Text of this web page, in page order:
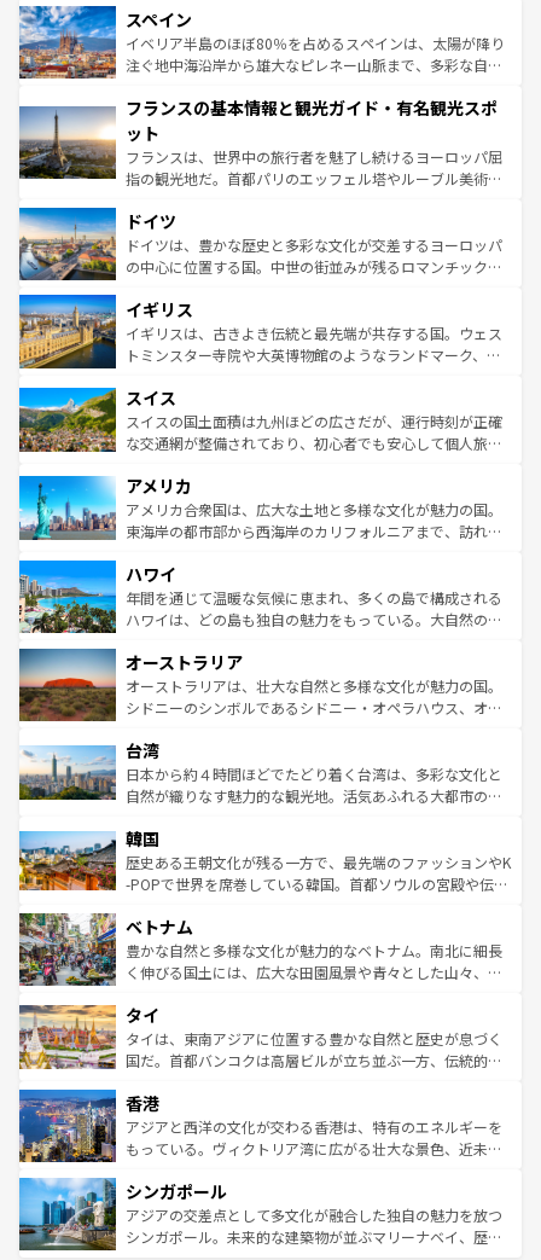
ろん、トスカーナの美しい田園風景やアマルフィ海岸の絶
景など、自然景観も見逃せない。観光の合間には、本場の
ピザやパスタなど、絶品のイタリア料理を堪能することも
ませてくれるイタリアで、忘れられない旅をしてみよう！
なお、新着のイタリア情報は
しい。
スペイン
イベリア半島のほぼ80％を占めるスペインは、太陽が降り
注ぐ地中海沿岸から雄大なピレネー山脈まで、多彩な自然
文化が根付くこの国では、情熱的なフラメンコ、熱気あふ
れる闘牛、そして美味しいタパスが生活の一部となってい
る。首都マドリードの洗練された雰囲気や、バルセロナの
アートに溢れた街角から、地方では古代ローマ遺跡や中世
せる。地方によって風土や気候が異なるスペインはその個
性で訪れる人を魅了する。 なお、新着のスペイン情報は コ
ンテンツ一覧を参照してほしい。
フランスの基本情報と観光ガイド・有名観光スポ
ット
フランスは、世界中の旅行者を魅了し続けるヨーロッパ屈
指の観光地だ。首都パリのエッフェル塔やルーブル美術館
で、幅広い魅力が詰まっている。華麗な宮殿、歴史的な大
聖堂、美しいビーチ、そして豊かな自然が、訪れる者を心
から魅了する。また、フランスは美食の国としても知ら
いる。シャンパンの発祥地であるランス、プロヴァンスの
香り高いラベンダー畑など、多彩な楽しみ方が可能だ。さ
らに、パリ以外の地域にも魅力が溢れており、どの街角に
れる地方に足を運ぶとそれぞれで全く異なる文化を体験で
きるだろう。 なお、新着のフランス情報はコンテンツ一覧
を参照してほしい。
ドイツ
ドイツは、豊かな歴史と多彩な文化が交差するヨーロッパ
の中心に位置する国。中世の街並みが残るロマンチック街
顔を持つこの国は、どこを歩いても飽きることがない。ベ
ルリンの文化的活気、バイエルン州のアルプスの絶景、そ
してライン川沿いのワイン畑といった風景は必見。ビール
は、お酒好きな人にはぜひ体験してほしい。 なお、新着の
ドイツ情報はコンテンツ一覧を参照してほしい。
イギリス
イギリスは、古きよき伝統と最先端が共存する国。ウェス
トミンスター寺院や大英博物館のようなランドマーク、歴
リアごとに異なる魅力がある。また、優雅なアフタヌーン
ティー、ビール好きにはたまらない英国パブ、サッカー観
戦など、本場だからこそできる体験も豊富。イギリスを旅
ンツ一覧を参照してほしい。
スイス
スイスの国土面積は九州ほどの広さだが、運行時刻が正確
な交通網が整備されており、初心者でも安心して個人旅行
の建物がそのまま残る町や、スイスならではのユニークな
博物館もあり、アルプス観光だけでなく町歩きも満喫する
ことができる。国民の所得が高いため物価も高いが、旅行
ば市内交通費無料で観光を楽しむこともできる。 なお、新
着のスイス情報はコンテンツ一覧 を参照してほしい。
アメリカ
アメリカ合衆国は、広大な土地と多様な文化が魅力の国。
東海岸の都市部から西海岸のカリフォルニアまで、訪れる
のような巨大都市は、観光、ショッピング、エンターテイ
ンメントが詰まった刺激的なスポットだ。一方、アメリカ
西部には大自然が広がり、グランドキャニオンやイエロー
部のニューオーリンズでは、音楽と美食が融合した独特の
文化が魅力。旅行者はアメリカの各地域で異なる魅力を楽
しみながら、その多様性と豊かな歴史を感じることができ
ならではの贅沢な旅のスタイルだ。 なお、新着のアメリカ
情報はコンテンツ一覧を参照してほしい。
ハワイ
年間を通じて温暖な気候に恵まれ、多くの島で構成される
ハワイは、どの島も独自の魅力をもっている。大自然の神
ワイ島は見逃せない。また、定番の観光地といえばオアフ
島だが、静かな自然を求めるならマウイ島やカウアイ島が
おすすめ。エメラルドグリーンに輝く海をはじめ、豊かな
れるおもてなしの心で訪れる人々を迎えてくれるハワイの
人々、おいしいローカルフードやハワイアンミュージッ
ク、伝統的なフラダンスなど、すべてがハワイの魅力を彩
ワイを、存分に味わってほしい。 なお、新着のハワイ情報
はコンテンツ一覧を参照してほしい。
オーストラリア
オーストラリアは、壮大な自然と多様な文化が魅力の国。
シドニーのシンボルであるシドニー・オペラハウス、オー
リアリーフや大陸中央部にそびえるウルル（エアーズロッ
ク）、タスマニアの美しい原生林やケアンズの熱帯雨林な
ど、見どころがたくさん。また、カフェやワイン、オージ
いる。アクティビティも充実しており、サーフィンやダイ
ビング、ハイキングなど、アウトドア好きにはたまらな
い。オーストラリアの多彩な魅力を存分に味わいつくそ
参照してほしい。
台湾
日本から約４時間ほどでたどり着く台湾は、多彩な文化と
自然が織りなす魅力的な観光地。活気あふれる大都市の台
ン）、静ひつな山岳地帯である台湾東部など、都市の喧騒
と山間の静けさが共存しており、訪れる人に新しい発見と
驚きをもたらしてくれる。また、奥深い台湾の食文化も魅
容にもいいと評判のスイーツなど、バラエティ豊かな料理
が味わえる。 なお、新着の台湾情報は コンテンツ一覧を参
照してほしい。
韓国
歴史ある王朝文化が残る一方で、最先端のファッションやK
-POPで世界を席巻している韓国。首都ソウルの宮殿や伝統
き、地方に足を延ばせば四季折々の自然美を楽しむことが
できる。そして、キムチや焼肉、絶品のストリートフード
まで、さまざまな韓国料理が待っている。夜には、韓国な
リティに包まれながら、韓国の多彩な魅力を心ゆくまで味
わってみてほしい。 なお、新着の韓国情報はコンテンツ一
覧を参照してほしい。
ベトナム
豊かな自然と多様な文化が魅力的なベトナム。南北に細長
く伸びる国土には、広大な田園風景や青々とした山々、世
急速な発展と共に伝統が息づく。ハノイの古い町並みやホ
ーチミン市のフランス統治時代の建物も、独特の雰囲気を
醸し出している。また、バラエティの豊かさとおいしさで
とつ。フォーやバインミー、ベトナムコーヒーなどは、ぜ
ひ現地で味わいたい。どの地域を訪れてもあたたかい人々
が旅行者を迎えてくれるので、きっと忘れられない旅にな
参照してほしい。
タイ
タイは、東南アジアに位置する豊かな自然と歴史が息づく
国だ。首都バンコクは高層ビルが立ち並ぶ一方、伝統的な
の活気が交差している。北部ではチェンマイなどの山岳地
帯で自然と触れ合い、南部ではプーケットやクラビの美し
いビーチでリゾート気分を楽しむことができる。タイ料理
激する。気候は一年中温暖で、どの季節にも異なる楽しみ
が待っている。親しみやすいタイの人々、仏教を中心とし
た文化、そして多様な観光資源が、訪れる旅人を魅了し続
香港
アジアと西洋の文化が交わる香港は、特有のエネルギーを
もっている。ヴィクトリア湾に広がる壮大な景色、近未来
み、どこを訪れても感動するはず。観光スポットが密集し
ており、効率よく見どころを回れるのも魅力。息をのむよ
うな絶景から文化的な体験まで、香港を存分に楽しみ尽く
シンガポール
アジアの交差点として多文化が融合した独自の魅力を放つ
シンガポール。未来的な建築物が並ぶマリーナベイ、歴史